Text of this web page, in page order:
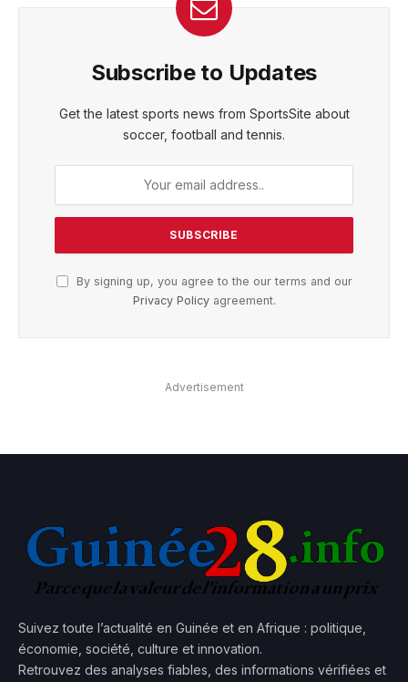
Subscribe to Updates
Get the latest sports news from SportsSite about
soccer, football and tennis.
By signing up, you agree to the our terms and our
Privacy Policyagreement.
Advertisement
Suivez toute l’actualité en Guinée et en Afrique : politique,
économie, société, culture et innovation.
Retrouvez des analyses fiables, des informations vérifiées et